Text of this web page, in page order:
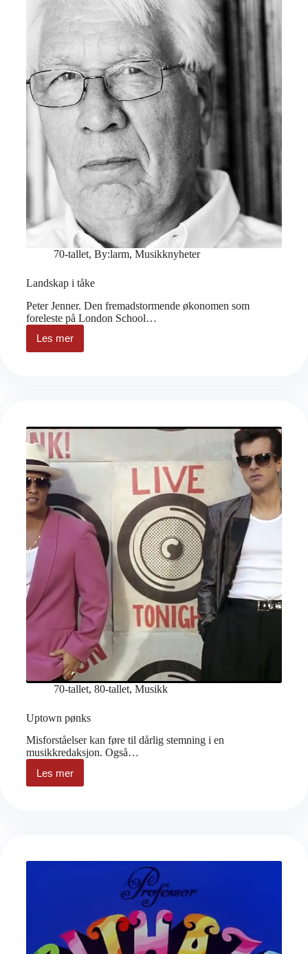
70-tallet, By:larm, Musikknyheter
Landskap i tåke
Peter Jenner. Den fremadstormende økonomen som
foreleste på London School…
Les merLandskap
i
70-tallet, 80-tallet, Musikk
Uptown pønks
Misforståelser kan føre til dårlig stemning i en
musikkredaksjon. Også…
Les mer
Uptown
pønks